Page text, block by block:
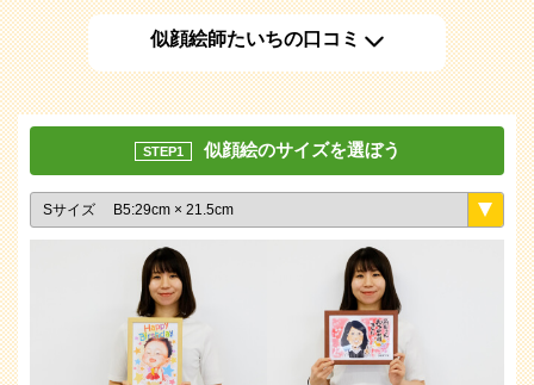
似顔絵師たいちの口コミ
STEP1 似顔絵のサイズを選ぼう